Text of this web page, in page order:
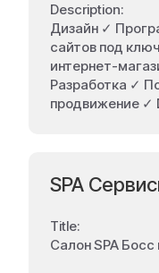
Description:
Дизайн ✓
сайтов под
интернет-
Разработка ✓
продвижение ✓
SPA
Title:
Салон SPA Босс